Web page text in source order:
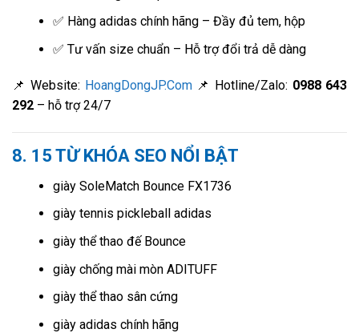
✅ Hàng adidas chính hãng – Đầy đủ tem, hộp
✅ Tư vấn size chuẩn – Hỗ trợ đổi trả dễ dàng
📌 Website: HoangDongJP.Com📌 Hotline/Zalo: 0988 643
292 – hỗ trợ 24/7
8. 15 TỪ KHÓA SEO NỔI BẬT
giày SoleMatch Bounce FX1736
giày tennis pickleball adidas
giày thể thao đế Bounce
giày chống mài mòn ADITUFF
giày thể thao sân cứng
giày adidas chính hãng